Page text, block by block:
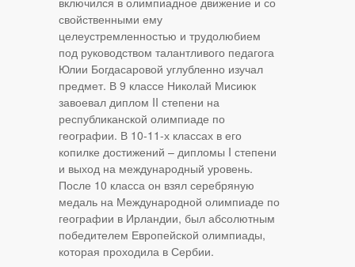
свойственными ему
целеустремленностью и трудолюбием
под руководством талантливого педагога
Юлии Богдасаровой углубленно изучал
предмет. В 9 классе Николай Мисиюк
завоевал диплом II степени на
республиканской олимпиаде по
географии. В 10-11-х классах в его
копилке достижений – дипломы I степени
и выход на международный уровень.
После 10 класса он взял серебряную
медаль на Международной олимпиаде по
географии в Ирландии, был абсолютным
победителем Европейской олимпиады,
которая проходила в Сербии.